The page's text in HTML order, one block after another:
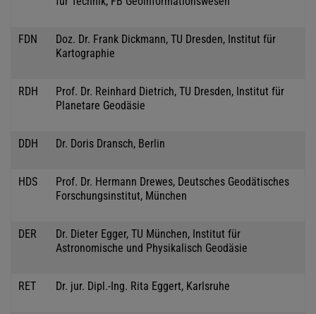
FDN
Doz. Dr. Frank Dickmann, TU Dresden, Institut für
Kartographie
RDH
Prof. Dr. Reinhard Dietrich, TU Dresden, Institut für
Planetare Geodäsie
DDH Dr. Doris Dransch, Berlin
HDS
Prof. Dr. Hermann Drewes, Deutsches Geodätisches
Forschungsinstitut, München
DER
Dr. Dieter Egger, TU München, Institut für
Astronomische und Physikalisch Geodäsie
RET Dr. jur. Dipl.-Ing. Rita Eggert, Karlsruhe